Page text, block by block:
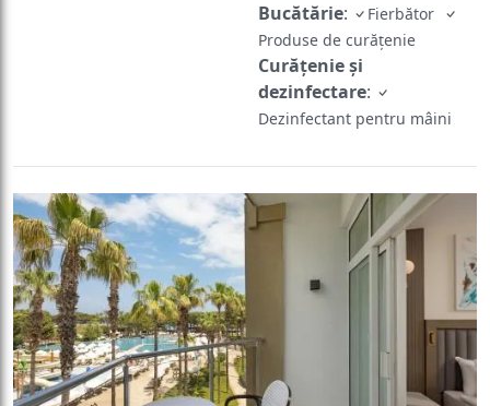
Bucătărie:
Fierbător
Produse de curățenie
Curățenie și
dezinfectare:
Dezinfectant pentru mâini